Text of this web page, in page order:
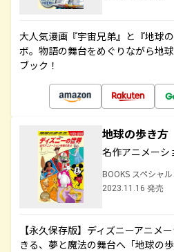
大人気漫画『宇宙兄弟』と『地球
ボ。物語の舞台をめぐりながら地
ブック！
地球の歩き
名作アニメーシ
BOOKS スペシャ
2023.11.16 発売
【永久保存版】ディズニーアニメ
きる、夢と魔法の舞台へ「地球の